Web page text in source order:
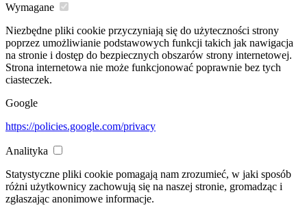
Wymagane
Niezbędne pliki cookie przyczyniają się do użyteczności strony
poprzez umożliwianie podstawowych funkcji takich jak nawigacja
na stronie i dostęp do bezpiecznych obszarów strony internetowej.
Strona internetowa nie może funkcjonować poprawnie bez tych
ciasteczek.
Google
https://policies.google.com/privacy
Analityka
Statystyczne pliki cookie pomagają nam zrozumieć, w jaki sposób
różni użytkownicy zachowują się na naszej stronie, gromadząc i
zgłaszając anonimowe informacje.